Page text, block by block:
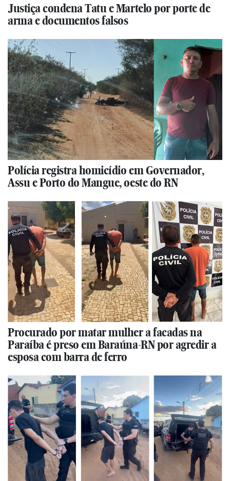
Justiça condena Tatu e Martelo por porte de
arma e documentos falsos
Polícia registra homicídio em Governador,
Assu e Porto do Mangue, oeste do RN
Procurado por matar mulher a facadas na
Paraíba é preso em Baraúna-RN por agredir a
esposa com barra de ferro